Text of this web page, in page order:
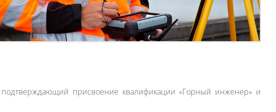
присвоение квалификации «Горный инженер» и